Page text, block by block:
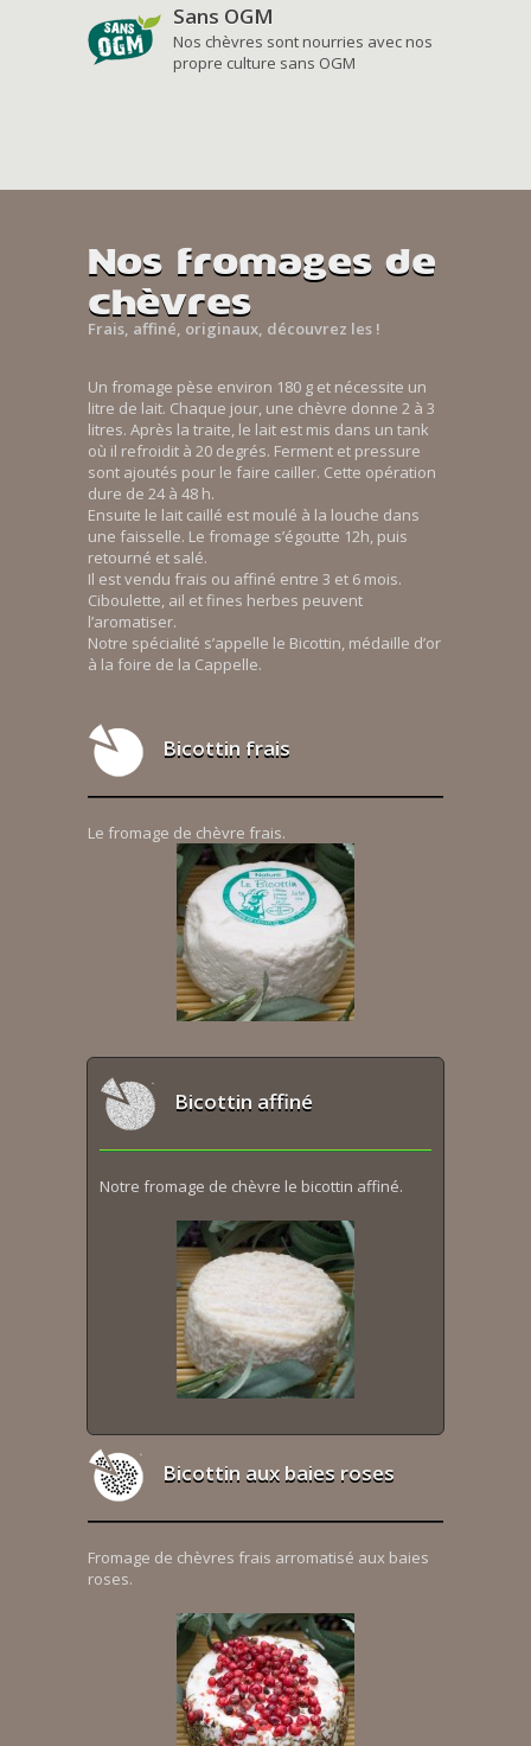
Sans OGM
Nos chèvres sont nourries avec nos
propre culture sans OGM
Nos fromages de
chèvres
Frais, affiné, originaux, découvrez les !
Un fromage pèse environ 180 g et nécessite un
litre de lait. Chaque jour, une chèvre donne 2 à 3
litres. Après la traite, le lait est mis dans un tank
où il refroidit à 20 degrés. Ferment et pressure
sont ajoutés pour le faire cailler. Cette opération
dure de 24 à 48 h.
Ensuite le lait caillé est moulé à la louche dans
une faisselle. Le fromage s’égoutte 12h, puis
retourné et salé.
Il est vendu frais ou affiné entre 3 et 6 mois.
Ciboulette, ail et fines herbes peuvent
l’aromatiser.
Notre spécialité s’appelle le Bicottin, médaille d’or
à la foire de la Cappelle.
Bicottin frais
Le fromage de chèvre frais.
Bicottin affiné
Notre fromage de chèvre le bicottin affiné.
Bicottin aux baies roses
Fromage de chèvres frais arromatisé aux baies
roses.